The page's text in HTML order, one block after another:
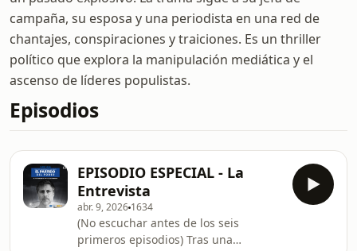
campaña, su esposa y una periodista en una red de
chantajes, conspiraciones y traiciones. Es un thriller
político que explora la manipulación mediática y el
ascenso de líderes populistas.
Episodios
EPISODIO ESPECIAL - La
Entrevista
abr. 9, 2026 1634
(No escuchar antes de los seis
primeros episodios) Tras una